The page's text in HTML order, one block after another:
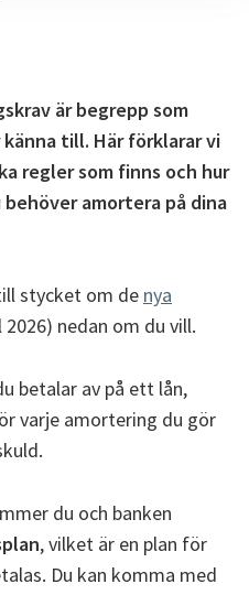
är begrepp som
till. Här förklarar vi
regler som finns och hur
amortera på dina
stycket om de nya
2026) nedan om du vill.
betalar av på ett lån,
varje amortering du gör
du och banken
, vilket är en plan för
Du kan komma med